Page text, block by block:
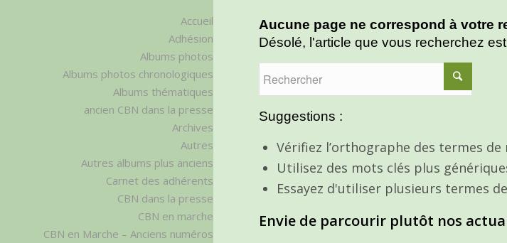
Aucune page ne correspond à votre
Désolé, l'article que vous recherchez
Suggestions :
Vérifiez l’orthographe des termes de
Utilisez des mots clés plus
Essayez d'utiliser plusieurs termes
Envie de parcourir plutôt nos
Accueil
Adhésion
Albums photos
Albums photos chronologiques
Albums thématiques
ancien CBN dans la presse
Archives
Autres
Autres albums plus anciens
Carnet des adhérents
CBN dans la presse
CBN en marche
CBN en Marche – Anciens numéros